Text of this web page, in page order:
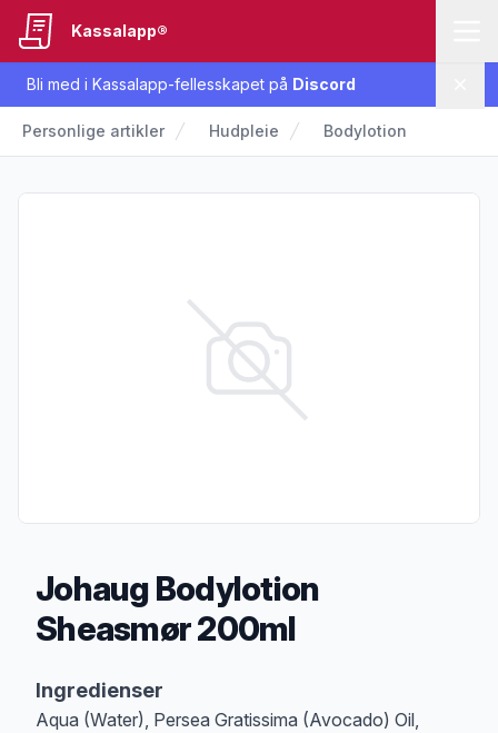
Bli med i Kassalapp-fellesskapet på Discord
Kassalapp®
Personlige artikler Hudpleie Bodylotion
Johaug Bodylotion
Sheasmør 200ml
Ingredienser
Aqua (Water), Persea Gratissima (Avocado) Oil,